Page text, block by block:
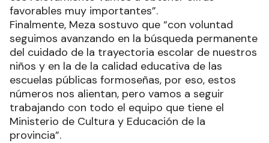
favorables muy importantes”.
Finalmente, Meza sostuvo que “con voluntad
seguimos avanzando en la búsqueda permanente
del cuidado de la trayectoria escolar de nuestros
niños y en la de la calidad educativa de las
escuelas públicas formoseñas, por eso, estos
números nos alientan, pero vamos a seguir
trabajando con todo el equipo que tiene el
Ministerio de Cultura y Educación de la
provincia”.